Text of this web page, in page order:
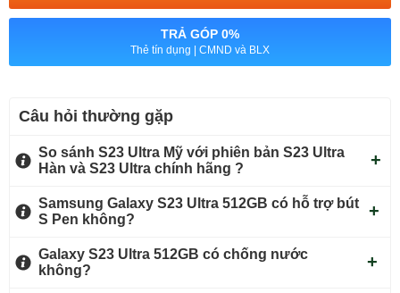
Samsung Galaxy S23 Ultra tích hợp chipset Snapdragon 8 Gen 2
TRẢ GÓP 0%
Thẻ tín dụng | CMND và BLX
Câu hỏi thường gặp
So sánh S23 Ultra Mỹ với phiên bản S23 Ultra
Hàn và S23 Ultra chính hãng ?
Samsung Galaxy S23 Ultra 512GB có hỗ trợ bút
S Pen không?
Galaxy S23 Ultra 512GB có chống nước
không?